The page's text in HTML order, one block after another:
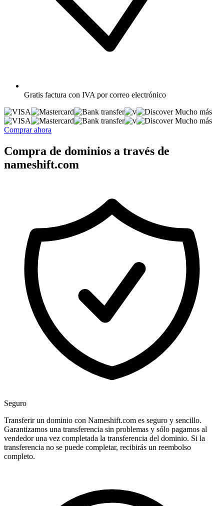
Gratis factura con IVA por correo electrónico
Mucho más
Mucho más
Comprar ahora
Compra de dominios a través de
nameshift.com
Seguro
Transferir un dominio con Nameshift.com es seguro y sencillo.
Garantizamos una transferencia sin problemas y sólo pagamos al
vendedor una vez completada la transferencia del dominio. Si la
transferencia no se puede completar, recibirás un reembolso
completo.